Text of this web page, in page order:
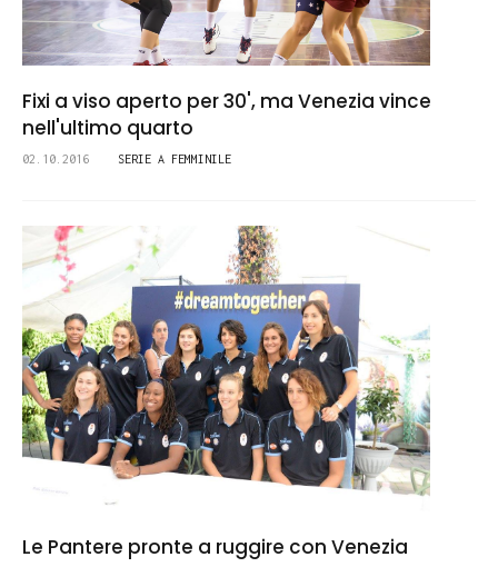
Fixi a viso aperto per 30', ma Venezia vince
nell'ultimo quarto
02.10.2016 SERIE A FEMMINILE
Le Pantere pronte a ruggire con Venezia